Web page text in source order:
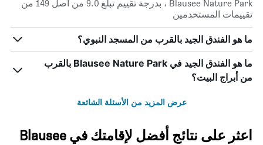
Blausee Nature Park ، بدرجة تقييم تبلغ 9.0 من أصل 149 من
تقييمات المستخدمين
ما هو الفندق الجيد بالقرب من المسجد النبوي؟
ما هو الفندق الجيد في Blausee Nature Park بالقرب
من أبراج البيت؟
عرض المزيد من الأسئلة الشائعة
اعثر على نتائج أفضل لإقامتك في Blausee